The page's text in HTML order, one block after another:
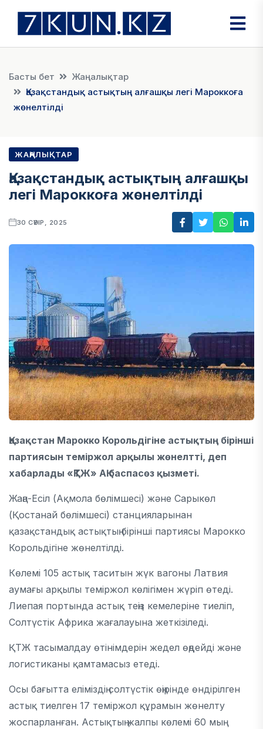
Басты бет
Жаңалықтар
Қазақстандық астықтың алғашқы легі Мароккоға
жөнелтілді
ЖАҢАЛЫҚТАР
Қазақстандық астықтың алғашқы
легі Мароккоға жөнелтілді
30 СӘУІР, 2025
Қазақстан Марокко Корольдігіне астықтың бірінші
партиясын теміржол арқылы жөнелтті, деп
хабарлады «ҚТЖ» АҚ баспасөз қызметі.
Жаңа-Есіл (Ақмола бөлімшесі) және Сарыкөл
(Қостанай бөлімшесі) станцияларынан
қазақстандық астықтың бірінші партиясы Марокко
Корольдігіне жөнелтілді.
Көлемі 105 астық таситын жүк вагоны Латвия
аумағы арқылы теміржол көлігімен жүріп өтеді.
Лиепая портында астық теңіз кемелеріне тиеліп,
Солтүстік Африка жағалауына жеткізіледі.
ҚТЖ тасымалдау өтінімдерін жедел өңдейді және
логистиканы қамтамасыз етеді.
Осы бағытта еліміздің солтүстік өңірінде өндірілген
астық тиелген 17 теміржол құрамын жөнелту
жоспарланған. Астықтың жалпы көлемі 60 мың